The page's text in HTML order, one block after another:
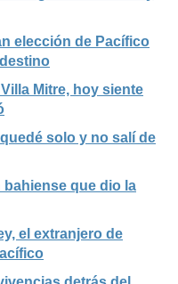
elección de Pacífico
Mitre, hoy siente
solo y no salí de
bahiense que dio la
el extranjero de